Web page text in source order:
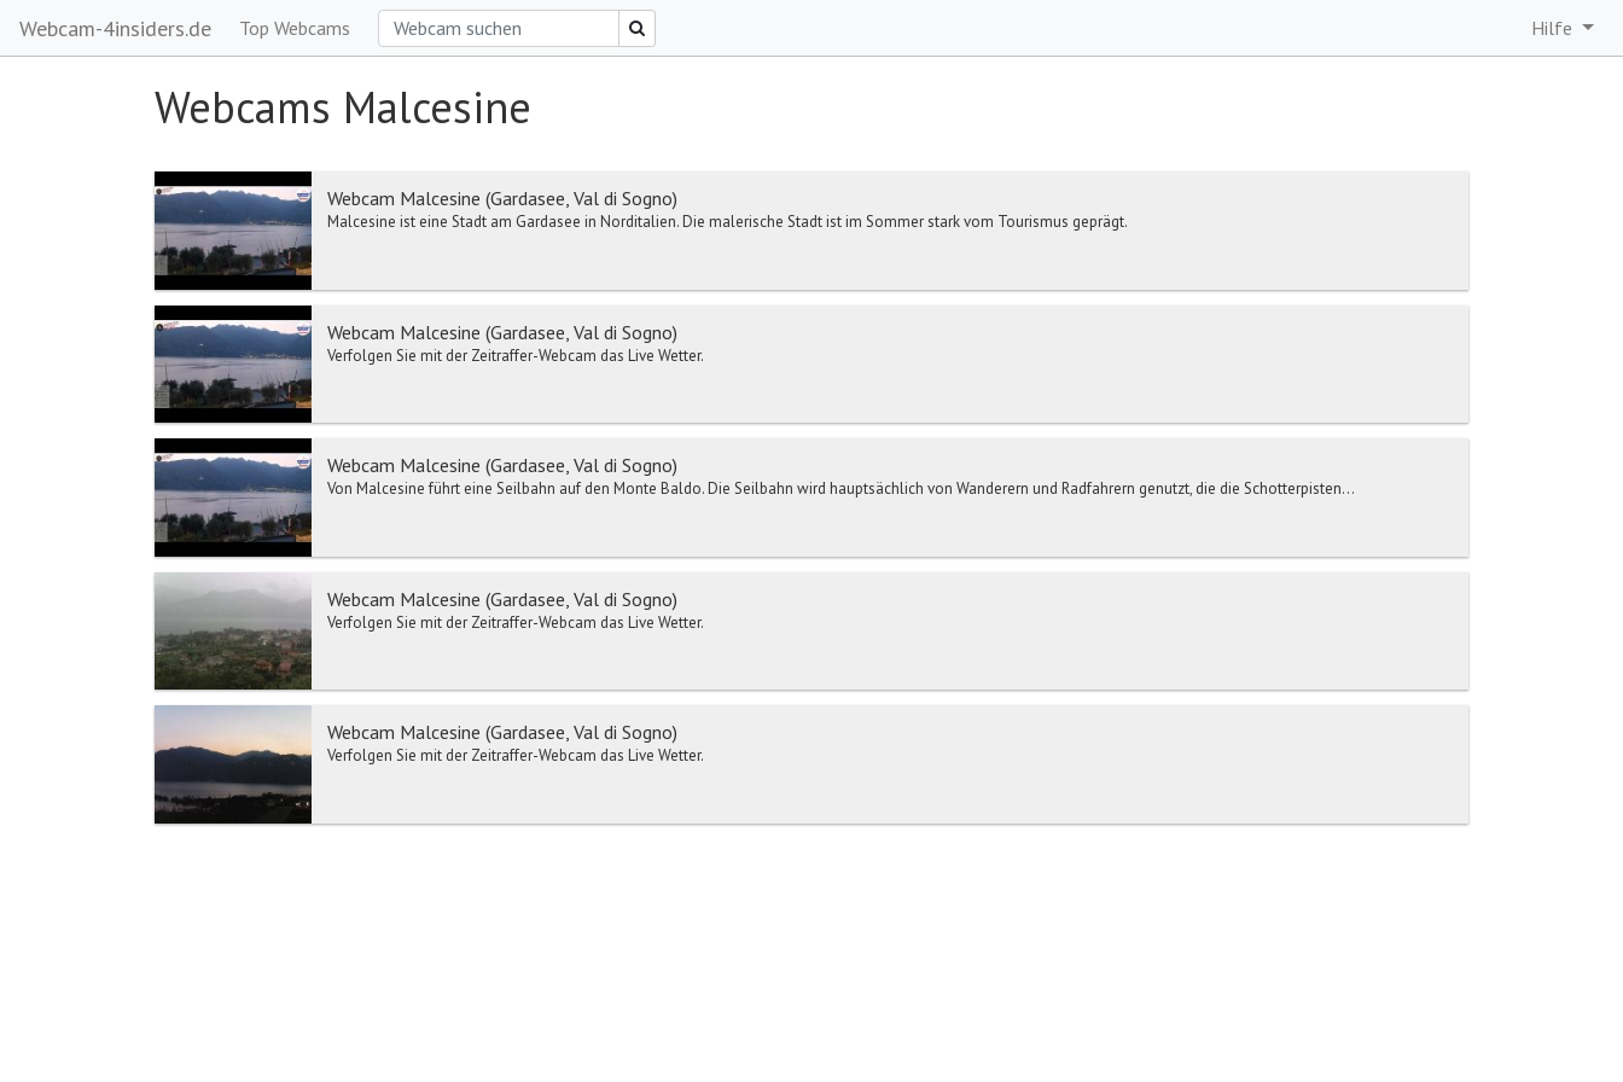
Webcam-4insiders.de Top Webcams Hilfe
Webcams Malcesine
Webcam Malcesine (Gardasee, Val di Sogno)
Malcesine ist eine Stadt am Gardasee in Norditalien. Die malerische Stadt ist im Sommer stark vom Tourismus geprägt.
Webcam Malcesine (Gardasee, Val di Sogno)
Verfolgen Sie mit der Zeitraffer-Webcam das Live Wetter.
Webcam Malcesine (Gardasee, Val di Sogno)
Von Malcesine führt eine Seilbahn auf den Monte Baldo. Die Seilbahn wird hauptsächlich von Wanderern und Radfahrern genutzt, die die Schotterpisten...
Webcam Malcesine (Gardasee, Val di Sogno)
Verfolgen Sie mit der Zeitraffer-Webcam das Live Wetter.
Webcam Malcesine (Gardasee, Val di Sogno)
Verfolgen Sie mit der Zeitraffer-Webcam das Live Wetter.